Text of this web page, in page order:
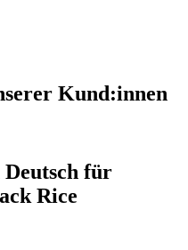
Kund:innen
für
Rice